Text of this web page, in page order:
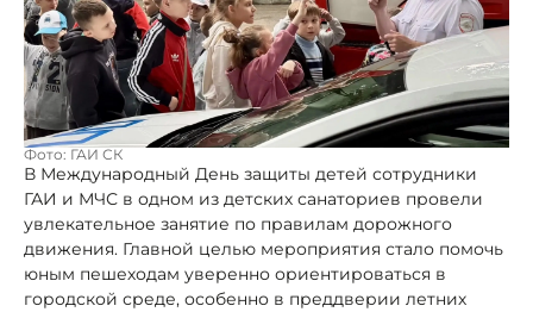
Фото: ГАИ СК
В Международный День защиты детей сотрудники
ГАИ и МЧС в одном из детских санаториев провели
увлекательное занятие по правилам дорожного
движения. Главной целью мероприятия стало помочь
юным пешеходам уверенно ориентироваться в
городской среде, особенно в преддверии летних